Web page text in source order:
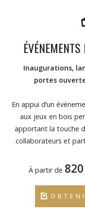
Inaugurations,
portes
En appui d’un
aux jeux en bois
apportant la touche
collaborateurs et
À partir de